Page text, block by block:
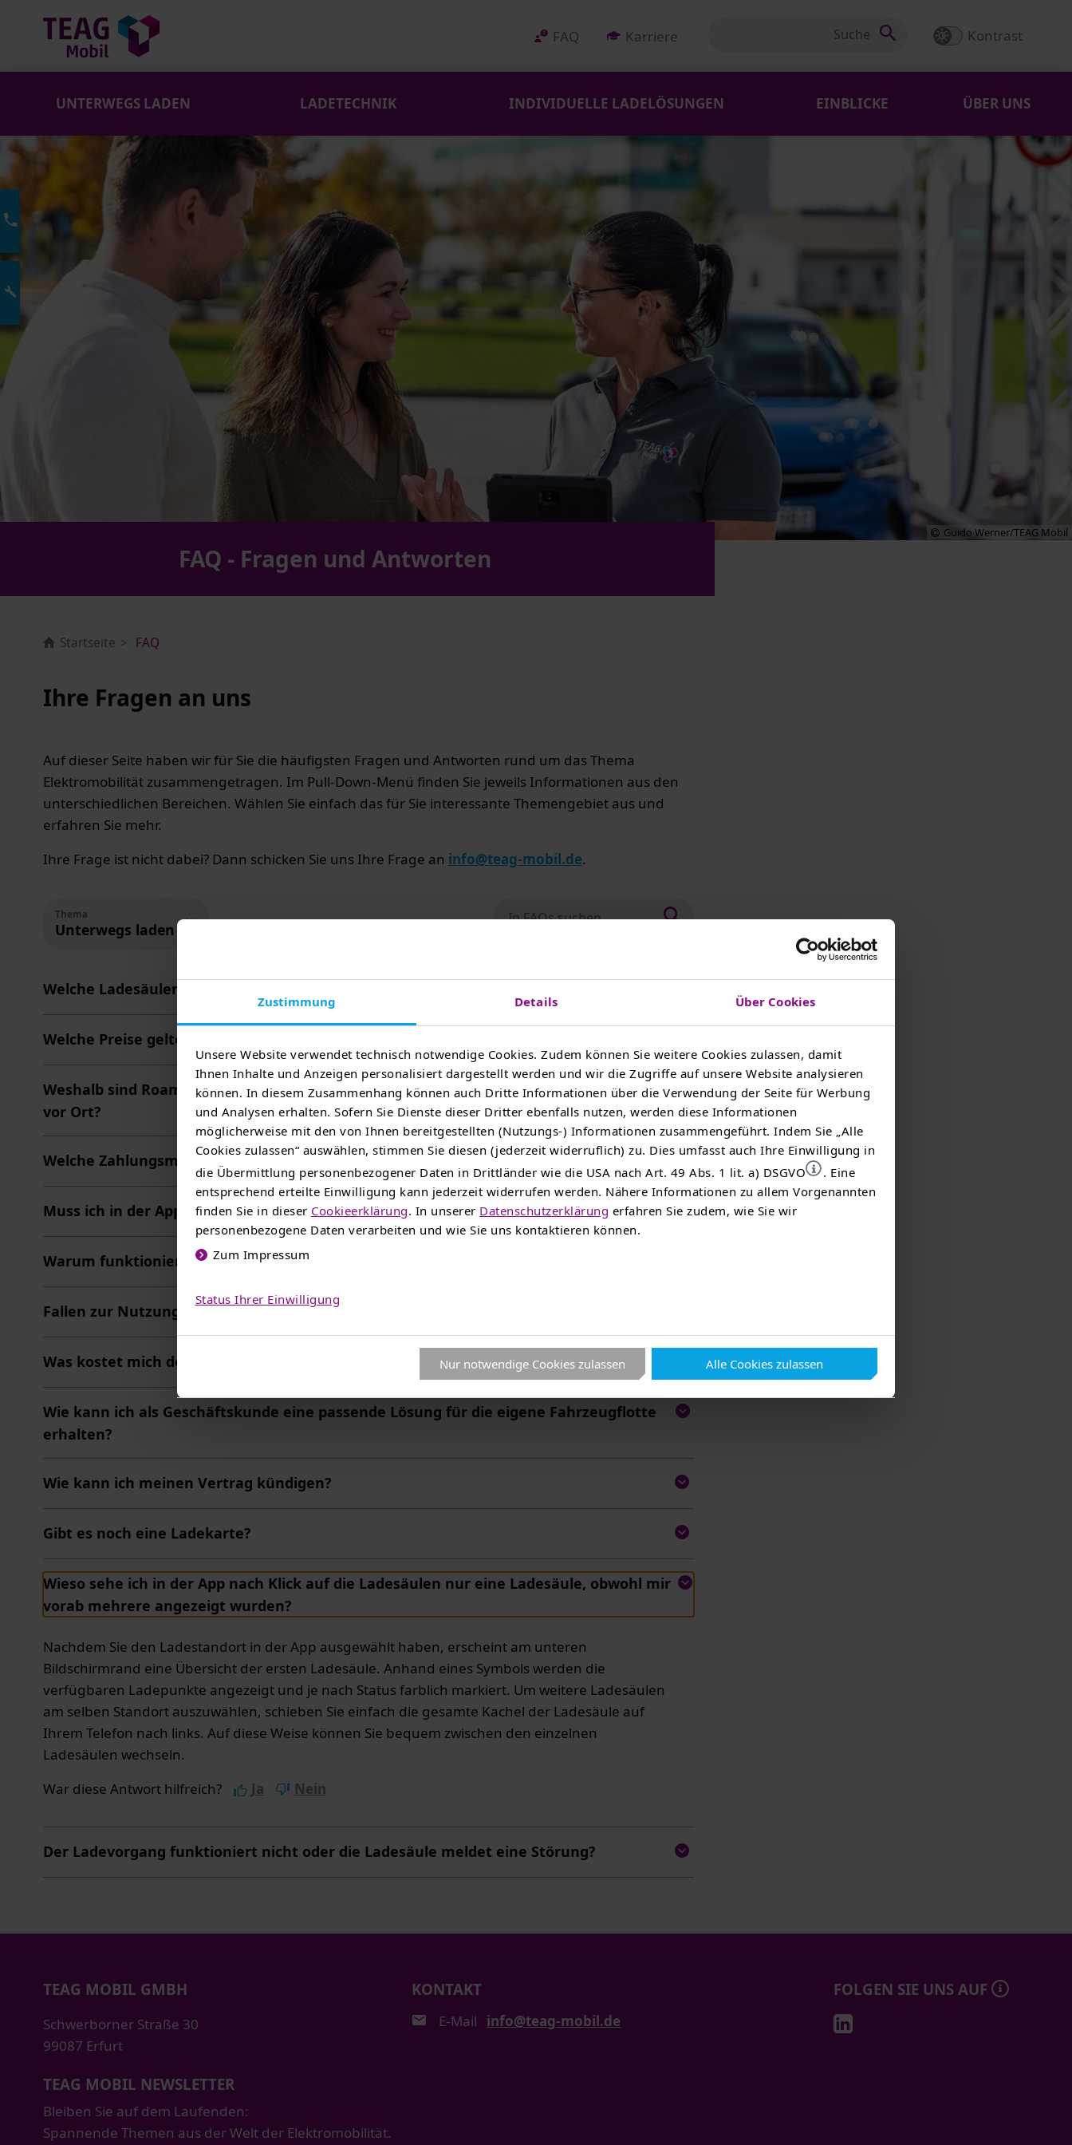
Zustimmung Details Über Cookies
Unsere Website verwendet technisch notwendige Cookies. Zudem können Sie weitere Cookies zulassen, damit
Ihnen Inhalte und Anzeigen personalisiert dargestellt werden und wir die Zugriffe auf unsere Website analysieren
können. In diesem Zusammenhang können auch Dritte Informationen über die Verwendung der Seite für Werbung
und Analysen erhalten. Sofern Sie Dienste dieser Dritter ebenfalls nutzen, werden diese Informationen
möglicherweise mit den von Ihnen bereitgestellten (Nutzungs-) Informationen zusammengeführt. Indem Sie „Alle
Cookies zulassen“ auswählen, stimmen Sie diesen (jederzeit widerruflich) zu. Dies umfasst auch Ihre Einwilligung in
die Übermittlung personenbezogener Daten in Drittländer wie die USA nach Art. 49 Abs. 1 lit. a) DSGVO
. Eine
entsprechend erteilte Einwilligung kann jederzeit widerrufen werden. Nähere Informationen zu allem Vorgenannten
finden Sie in dieser Cookieerklärung. In unserer Datenschutzerklärung erfahren Sie zudem, wie Sie wir
personenbezogene Daten verarbeiten und wie Sie uns kontaktieren können.
Zum Impressum
Status Ihrer Einwilligung
Nur notwendige Cookies zulassen Alle Cookies zulassen
FAQ Karriere Kontrast
UNTERWEGS LADEN LADETECHNIK INDIVIDUELLE LADELÖSUNGEN EINBLICKE ÜBER UNS
Guido Werner/TEAG Mobil
FAQ - Fragen und Antworten
Startseite FAQ
Ihre Fragen an uns
Auf dieser Seite haben wir für Sie die häufigsten Fragen und Antworten rund um das Thema
Elektromobilität zusammengetragen. Im Pull-Down-Menü finden Sie jeweils Informationen aus den
unterschiedlichen Bereichen. Wählen Sie einfach das für Sie interessante Themengebiet aus und
erfahren Sie mehr.
Ihre Frage ist nicht dabei? Dann schicken Sie uns Ihre Frage an info@teag-mobil.de.
Thema
Unterwegs laden
In FAQs suchen nach:
Welche Ladesäulen kann ich mit der TEAG Mobil App nutzen?
Welche Preise gelten bei Ladevorgängen im Roaming?
Weshalb sind Roaming-Ladevorgänge teurer als die Angebote der jeweiligen Anbieter
vor Ort?
Welche Zahlungsmethoden werden über die App angeboten?
Muss ich in der App einen Vertrag anlegen?
Warum funktioniert die Hinterlegung meiner Kreditkarte nicht?
Fallen zur Nutzung der App zusätzliche Gebühren an?
Was kostet mich der Ladevorgang?
Wie kann ich als Geschäftskunde eine passende Lösung für die eigene Fahrzeugflotte
erhalten?
Wie kann ich meinen Vertrag kündigen?
Gibt es noch eine Ladekarte?
Wieso sehe ich in der App nach Klick auf die Ladesäulen nur eine Ladesäule, obwohl mir
vorab mehrere angezeigt wurden?
Nachdem Sie den Ladestandort in der App ausgewählt haben, erscheint am unteren
Bildschirmrand eine Übersicht der ersten Ladesäule. Anhand eines Symbols werden die
verfügbaren Ladepunkte angezeigt und je nach Status farblich markiert. Um weitere Ladesäulen
am selben Standort auszuwählen, schieben Sie einfach die gesamte Kachel der Ladesäule auf
Ihrem Telefon nach links. Auf diese Weise können Sie bequem zwischen den einzelnen
Ladesäulen wechseln.
War diese Antwort hilfreich?
Ja Nein
Der Ladevorgang funktioniert nicht oder die Ladesäule meldet eine Störung?
TEAG MOBIL GMBH
Schwerborner Straße 30
99087 Erfurt
KONTAKT
E-Mail info@teag-mobil.de
FOLGEN SIE UNS AUF
TEAG MOBIL NEWSLETTER
Bleiben Sie auf dem Laufenden:
Spannende Themen aus der Welt der Elektromobilität.